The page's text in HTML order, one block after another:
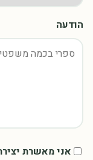
הודעה
אני מאשרת